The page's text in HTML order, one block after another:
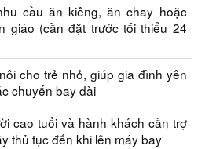
cầu ăn kiêng, ăn chay hoặc
giáo (cần đặt trước tối thiểu 24
cho trẻ nhỏ, giúp gia đình yên
chuyến bay dài
cao tuổi và hành khách cần trợ
thủ tục đến khi lên máy bay